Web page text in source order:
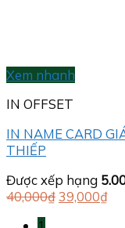
Xem nhanh
IN OFFSET
IN NAME CARD
THIẾP
Được xếp hạng
40,000₫ Giá
39,000₫Giá